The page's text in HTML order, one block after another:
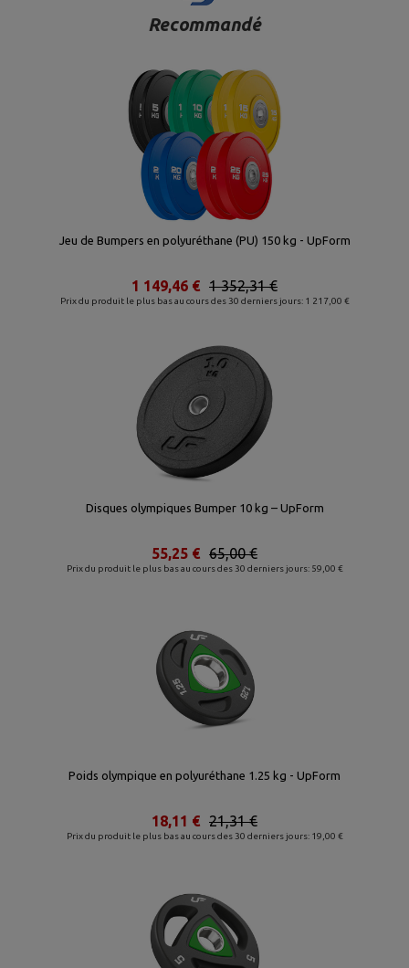
Recommandé
Jeu de Bumpers en polyuréthane (PU) 150 kg - UpForm
Prix du produit le plus bas au cours des 30 derniers jours: 1 217,00 €
1 352,31 €
1 149,46 €
Disques olympiques Bumper 10 kg – UpForm
Prix du produit le plus bas au cours des 30 derniers jours: 59,00 €
65,00 €
55,25 €
Poids olympique en polyuréthane 1.25 kg - UpForm
Prix du produit le plus bas au cours des 30 derniers jours: 19,00 €
21,31 €
18,11 €